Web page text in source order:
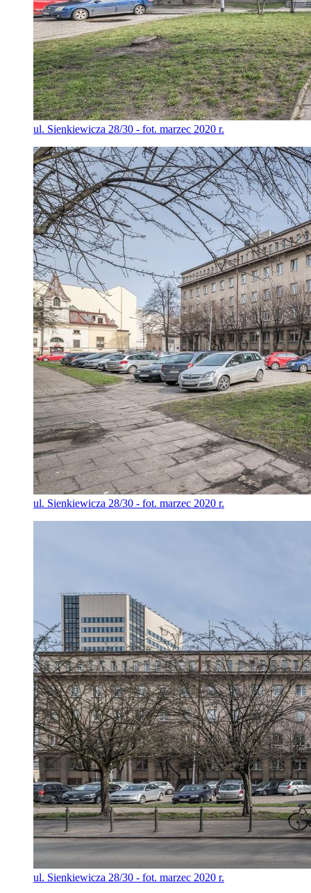
ul. Sienkiewicza 28/30 - fot. marzec 2020 r.
ul. Sienkiewicza 28/30 - fot. marzec 2020 r.
ul. Sienkiewicza 28/30 - fot. marzec 2020 r.